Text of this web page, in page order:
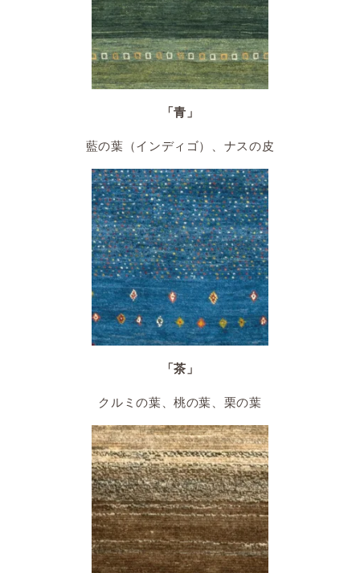
「青」
藍の葉（インディゴ）、ナスの皮
「茶」
クルミの葉、桃の葉、栗の葉